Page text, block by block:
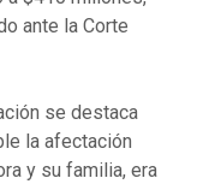
ante la Corte
se destaca
la afectación
y su familia, era